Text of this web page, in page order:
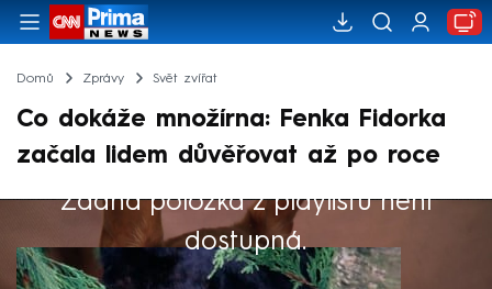
Domů Zprávy Svět zvířat
Co dokáže množírna: Fenka Fidorka
začala lidem důvěřovat až po roce
Žádná položka z playlistu není
dostupná.
Výběr redakce